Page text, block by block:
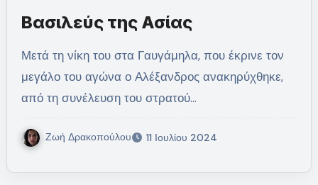
Βασιλεύς της Ασίας
Μετά τη νίκη του στα Γαυγάμηλα, που έκρινε τον
μεγάλο του αγώνα ο Αλέξανδρος ανακηρύχθηκε,
από τη συνέλευση του στρατού…
Ζωή Δρακοπούλου 11 Ιουλίου 2024